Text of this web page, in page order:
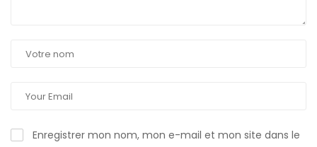
Enregistrer mon nom, mon e-mail et mon site dans le